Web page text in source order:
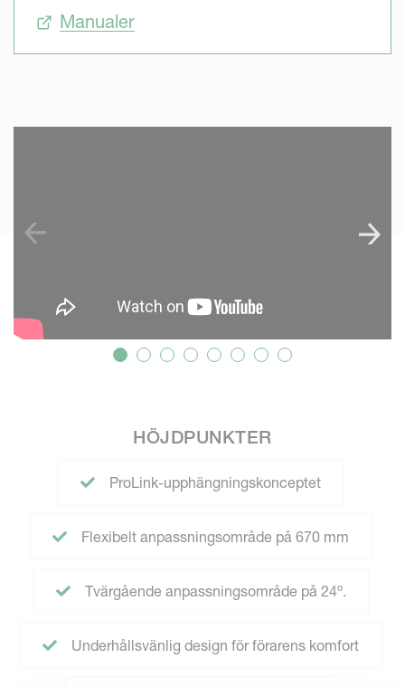
Manualer
HÖJDPUNKTER
ProLink-upphängningskonceptet
Flexibelt anpassningsområde på 670 mm
Tvärgående anpassningsområde på 24º.
Underhållsvänlig design för förarens komfort